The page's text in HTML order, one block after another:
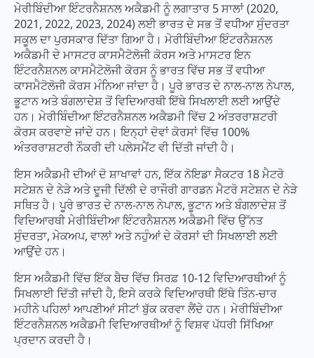
ਮੇਰੀਬਿੰਦੀਆ ਇੰਟਰਨੈਸ਼ਨਲ ਅਕੈਡਮੀ ਨੂੰ ਲਗਾਤਾਰ 5 ਸਾਲਾਂ (2020,
2021, 2022, 2023, 2024) ਲਈ ਭਾਰਤ ਦੇ ਸਭ ਤੋਂ ਵਧੀਆ ਸੁੰਦਰਤਾ
ਸਕੂਲ ਦਾ ਪੁਰਸਕਾਰ ਦਿੱਤਾ ਗਿਆ ਹੈ। ਮੇਰੀਬਿੰਦੀਆ ਇੰਟਰਨੈਸ਼ਨਲ
ਅਕੈਡਮੀ ਦੇ ਮਾਸਟਰ ਕਾਸਮੈਟੋਲੋਜੀ ਕੋਰਸ ਅਤੇ ਮਾਸਟਰ ਇਨ
ਇੰਟਰਨੈਸ਼ਨਲ ਕਾਸਮੈਟੋਲੋਜੀ ਕੋਰਸ ਨੂੰ ਭਾਰਤ ਵਿੱਚ ਸਭ ਤੋਂ ਵਧੀਆ
ਕਾਸਮੈਟੋਲੋਜੀ ਕੋਰਸ ਮੰਨਿਆ ਜਾਂਦਾ ਹੈ। ਪੂਰੇ ਭਾਰਤ ਦੇ ਨਾਲ-ਨਾਲ ਨੇਪਾਲ,
ਭੂਟਾਨ ਅਤੇ ਬੰਗਲਾਦੇਸ਼ ਤੋਂ ਵਿਦਿਆਰਥੀ ਇੱਥੇ ਸਿਖਲਾਈ ਲਈ ਆਉਂਦੇ
ਹਨ। ਮੇਰੀਬਿੰਦੀਆ ਇੰਟਰਨੈਸ਼ਨਲ ਅਕੈਡਮੀ ਵਿੱਚ 2 ਅੰਤਰਰਾਸ਼ਟਰੀ
ਕੋਰਸ ਕਰਵਾਏ ਜਾਂਦੇ ਹਨ। ਇਨ੍ਹਾਂ ਦੋਵਾਂ ਕੋਰਸਾਂ ਵਿੱਚ 100%
ਅੰਤਰਰਾਸ਼ਟਰੀ ਨੌਕਰੀ ਦੀ ਪਲੇਸਮੈਂਟ ਵੀ ਦਿੱਤੀ ਜਾਂਦੀ ਹੈ।
ਇਸ ਅਕੈਡਮੀ ਦੀਆਂ ਦੋ ਸ਼ਾਖਾਵਾਂ ਹਨ, ਇੱਕ ਨੋਇਡਾ ਸੈਕਟਰ 18 ਮੈਟਰੋ
ਸਟੇਸ਼ਨ ਦੇ ਨੇੜੇ ਅਤੇ ਦੂਜੀ ਦਿੱਲੀ ਦੇ ਰਾਜੌਰੀ ਗਾਰਡਨ ਮੈਟਰੋ ਸਟੇਸ਼ਨ ਦੇ ਨੇੜੇ
ਸਥਿਤ ਹੈ। ਪੂਰੇ ਭਾਰਤ ਦੇ ਨਾਲ-ਨਾਲ ਨੇਪਾਲ, ਭੂਟਾਨ ਅਤੇ ਬੰਗਲਾਦੇਸ਼ ਤੋਂ
ਵਿਦਿਆਰਥੀ ਮੇਰੀਬਿੰਦੀਆ ਇੰਟਰਨੈਸ਼ਨਲ ਅਕੈਡਮੀ ਵਿੱਚ ਉੱਨਤ
ਸੁੰਦਰਤਾ, ਮੇਕਅਪ, ਵਾਲਾਂ ਅਤੇ ਨਹੁੰਆਂ ਦੇ ਕੋਰਸਾਂ ਦੀ ਸਿਖਲਾਈ ਲਈ
ਆਉਂਦੇ ਹਨ।
ਇਸ ਅਕੈਡਮੀ ਵਿੱਚ ਇੱਕ ਬੈਚ ਵਿੱਚ ਸਿਰਫ਼ 10-12 ਵਿਦਿਆਰਥੀਆਂ ਨੂੰ
ਸਿਖਲਾਈ ਦਿੱਤੀ ਜਾਂਦੀ ਹੈ, ਇਸੇ ਕਰਕੇ ਵਿਦਿਆਰਥੀ ਇੱਥੇ ਤਿੰਨ-ਚਾਰ
ਮਹੀਨੇ ਪਹਿਲਾਂ ਆਪਣੀਆਂ ਸੀਟਾਂ ਬੁੱਕ ਕਰਵਾ ਲੈਂਦੇ ਹਨ। ਮੇਰੀਬਿੰਦੀਆ
ਇੰਟਰਨੈਸ਼ਨਲ ਅਕੈਡਮੀ ਵਿਦਿਆਰਥੀਆਂ ਨੂੰ ਵਿਸ਼ਵ ਪੱਧਰੀ ਸਿੱਖਿਆ
ਪ੍ਰਦਾਨ ਕਰਦੀ ਹੈ।